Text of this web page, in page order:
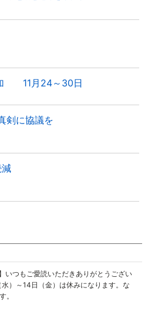
11月24～30日
剣に協議を
いつもご愛読いただきありがとうござい
）～14日（金）は休みになります。な
。